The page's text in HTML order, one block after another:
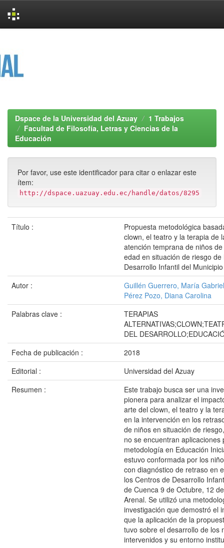
Dspace de la Universidad del Azuay
1 Trabajos
Facultad de Filosofía, Letras y Ciencias de la
Educación
Por favor, use este identificador para citar o enlazar este
ítem:
http://dspace.uazuay.edu.ec/handle/datos/8295
Título :
Propuesta metodológica
clown, el teatro y la terapia de
atención temprana de niños
edad en situación de riesgo
Desarrollo Infantil del
Autor :
Guillén Guerrero, María
Pérez Pozo, Diana Carolina
Palabras clave :
TERAPIAS
DEL
Fecha de publicación :
2018
Editorial :
Universidad del Azuay
Resumen :
Este trabajo busca ser una
pionera para analizar el
arte del clown, el teatro y la
en la intervención en los
de niños en situación de
no se encuentran aplicaciones
metodología en Educación
estuvo conformada por los
con diagnóstico de retraso en
los Centros de Desarrollo
de Cuenca 9 de Octubre, 12
Arenal. Se utilizó una
investigación que demostró el
que la aplicación de la
tuvo sobre el desarrollo de los
intervenidos y su entorno